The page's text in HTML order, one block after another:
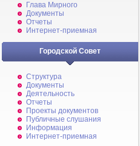
Глава Мирного
Документы
Отчеты
Интернет-приемная
Городской Совет
Структура
Документы
Деятельность
Отчеты
Проекты документов
Публичные слушания
Информация
Интернет-приемная